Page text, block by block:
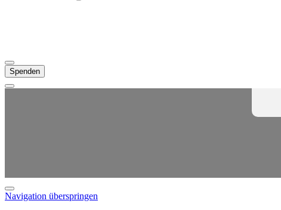
Spenden
Navigation überspringen